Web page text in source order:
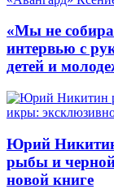
«Мы не
интервью с
детей и
Юрий
рыбы и
новой книге